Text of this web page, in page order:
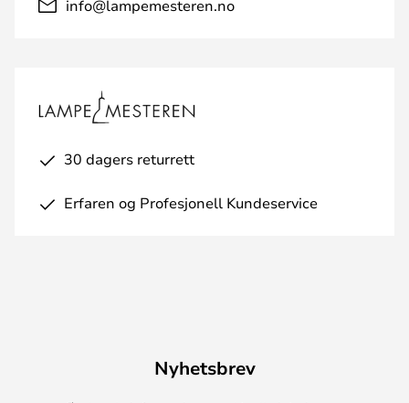
info@lampemesteren.no
30 dagers returrett
Erfaren og Profesjonell Kundeservice
Nyhetsbrev